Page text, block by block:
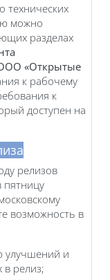
можно
разделах
«Открытые
к рабочему
к
доступен на
релизов
пятницу
возможность в
улучшений и
релиз;